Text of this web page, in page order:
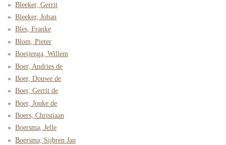
Bleeker, Gerrit
Bleeker, Johan
Bles, Franke
Blom, Pieter
Boeijenga, Willem
Boer, Andries de
Boer, Douwe de
Boer, Gerrit de
Boer, Jouke de
Boers, Christiaan
Boersma, Jelle
Boersma, Sijbren Jan